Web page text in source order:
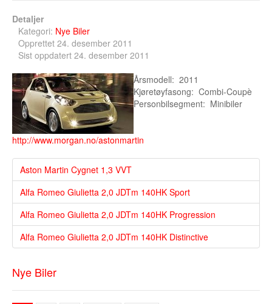
Detaljer
Kategori: Nye Biler
Opprettet 24. desember 2011
Sist oppdatert 24. desember 2011
Årsmodell: 2011
Kjøretøyfasong: Combi-Coupè
Personbilsegment: Minibiler
http://www.morgan.no/astonmartin
Aston Martin Cygnet 1,3 VVT
Alfa Romeo Giulietta 2,0 JDTm 140HK Sport
Alfa Romeo Giulietta 2,0 JDTm 140HK Progression
Alfa Romeo Giulietta 2,0 JDTm 140HK Distinctive
Nye Biler